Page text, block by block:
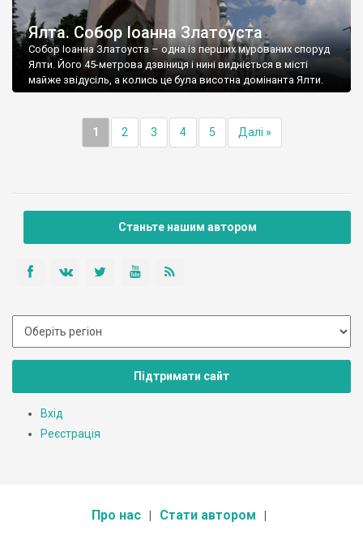
Ялта. Собор Іоанна Златоуста
Собор Іоанна Златоуста – одна із перших мурованих споруд
Ялти. Його 45-метрова дзвіниця і нині видніється в місті
майже звідусіль, а колись це була висотна домінанта Ялти.
1 2 3 4 5 Далі »
Станьте нашим автором
Підтримати сайт
Вхід
Реєстрація
Про нас Стати автором